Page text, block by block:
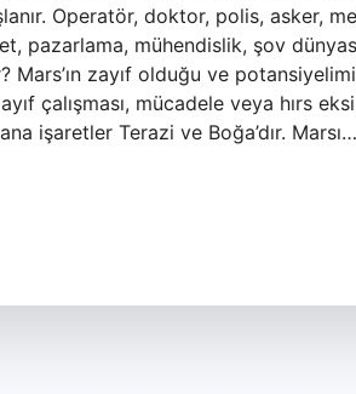
Operatör, doktor, polis, asker,
pazarlama, mühendislik, şov
zayıf olduğu ve
çalışması, mücadele veya hırs
işaretler Terazi ve Boğa’dır. Marsı…